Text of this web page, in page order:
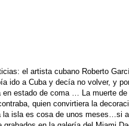
el artista cubano Roberto
ido a Cuba y decía no volver, y
estado de coma … La muerte
quien convirtiera la
la isla es cosa de unos meses…si